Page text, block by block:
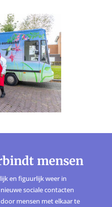
mensen
en figuurlijk weer in
sociale contacten
mensen met elkaar te